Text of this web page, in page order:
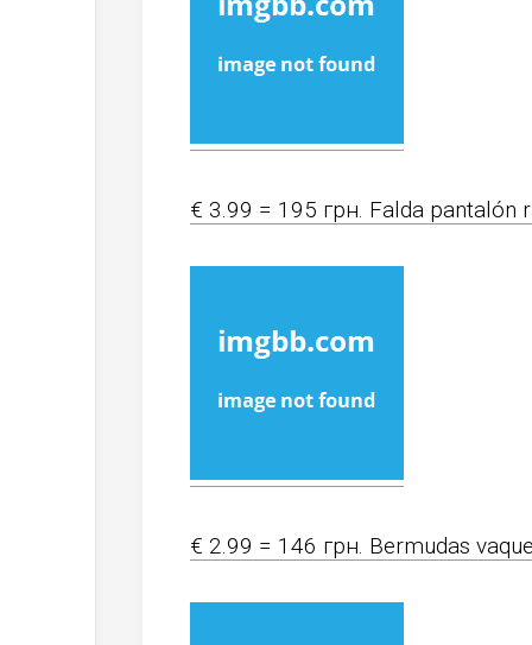
€ 3.99 = 195 грн. Falda pantalón
€ 2.99 = 146 грн. Bermudas